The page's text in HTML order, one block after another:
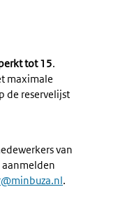
tot 15.
maximale
de reservelijst
van
aanmelden
.